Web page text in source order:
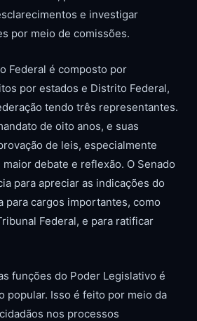
e investigar
por meio de comissões.
Federal é composto por
por estados e Distrito Federal,
tendo três representantes.
de oito anos, e suas
de leis, especialmente
debate e reflexão. O Senado
para apreciar as indicações do
para cargos importantes, como
Federal, e para ratificar
funções do Poder Legislativo é
popular. Isso é feito por meio da
nos processos